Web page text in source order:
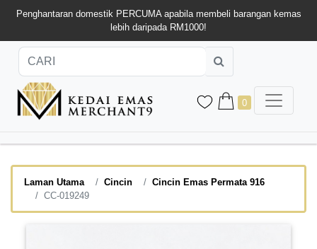
Penghantaran domestik PERCUMA apabila membeli barangan kemas
lebih daripada RM1000!
0
Laman Utama Cincin
Cincin Emas Permata 916
CC-019249